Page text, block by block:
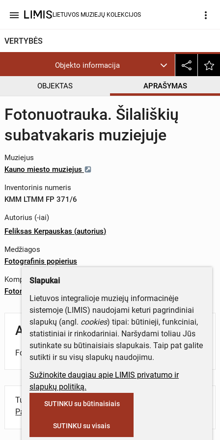
menu LIETUVOS MUZIEJŲ KOLEKCIJOS more_vert
VERTYBĖS
Objekto informacija
OBJEKTAS APRAŠYMAS
Fotonuotrauka. Šilališkių
subatvakaris muziejuje
Muziejus
Kauno miesto muziejus
Inventorinis numeris
KMM LTMM FP 371/6
Autorius (-iai)
Feliksas Kerpauskas (autorius)
Medžiagos
Fotografinis popierius
Komplektas
Fotonuotraukų komplektas. Šilališkių subatvakaris muziejuje
Aprašymas
Fotonuotrauka. Šilališkių subatvakaris muziejuje.
Turite daugiau informacijos apie objektą?
Parašykite mums!
Slapukai
Lietuvos integralioje muziejų informacinėje
sistemoje (LIMIS) naudojami keturi pagrindiniai
slapukų (angl. cookies) tipai: būtinieji, funkciniai,
statistiniai ir rinkodariniai. Naršydami toliau Jūs
sutinkate su būtinaisiais slapukais. Taip pat galite
sutikti ir su visų slapukų naudojimu.
Sužinokite daugiau apie LIMIS privatumo ir
slapukų politiką.
SUTINKU su būtinaisiais
SUTINKU su visais